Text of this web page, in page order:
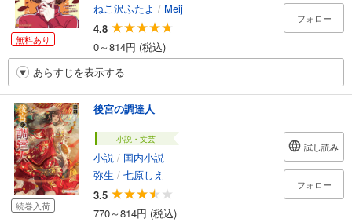
無料あり
ねこ沢ふたよ / Meij
4.8
0～814円 (税込)
フォロー
あらすじを表示する
続巻入荷
後宮の調達人
小説・文芸
小説 / 国内小説
弥生 / 七原しえ
3.5
770～814円 (税込)
試し読み
フォロー